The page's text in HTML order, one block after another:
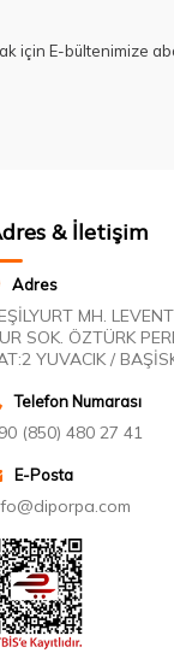
için E-bültenimize
& İletişim
Adres
MH.
SOK. ÖZTÜRK
YUVACIK /
Telefon Numarası
(850) 480 27 41
E-Posta